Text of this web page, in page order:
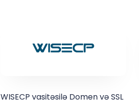
WISECP vasitəsilə Domen və SSL